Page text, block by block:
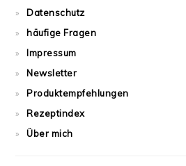
Datenschutz
häufige Fragen
Impressum
Newsletter
Produktempfehlungen
Rezeptindex
Über mich